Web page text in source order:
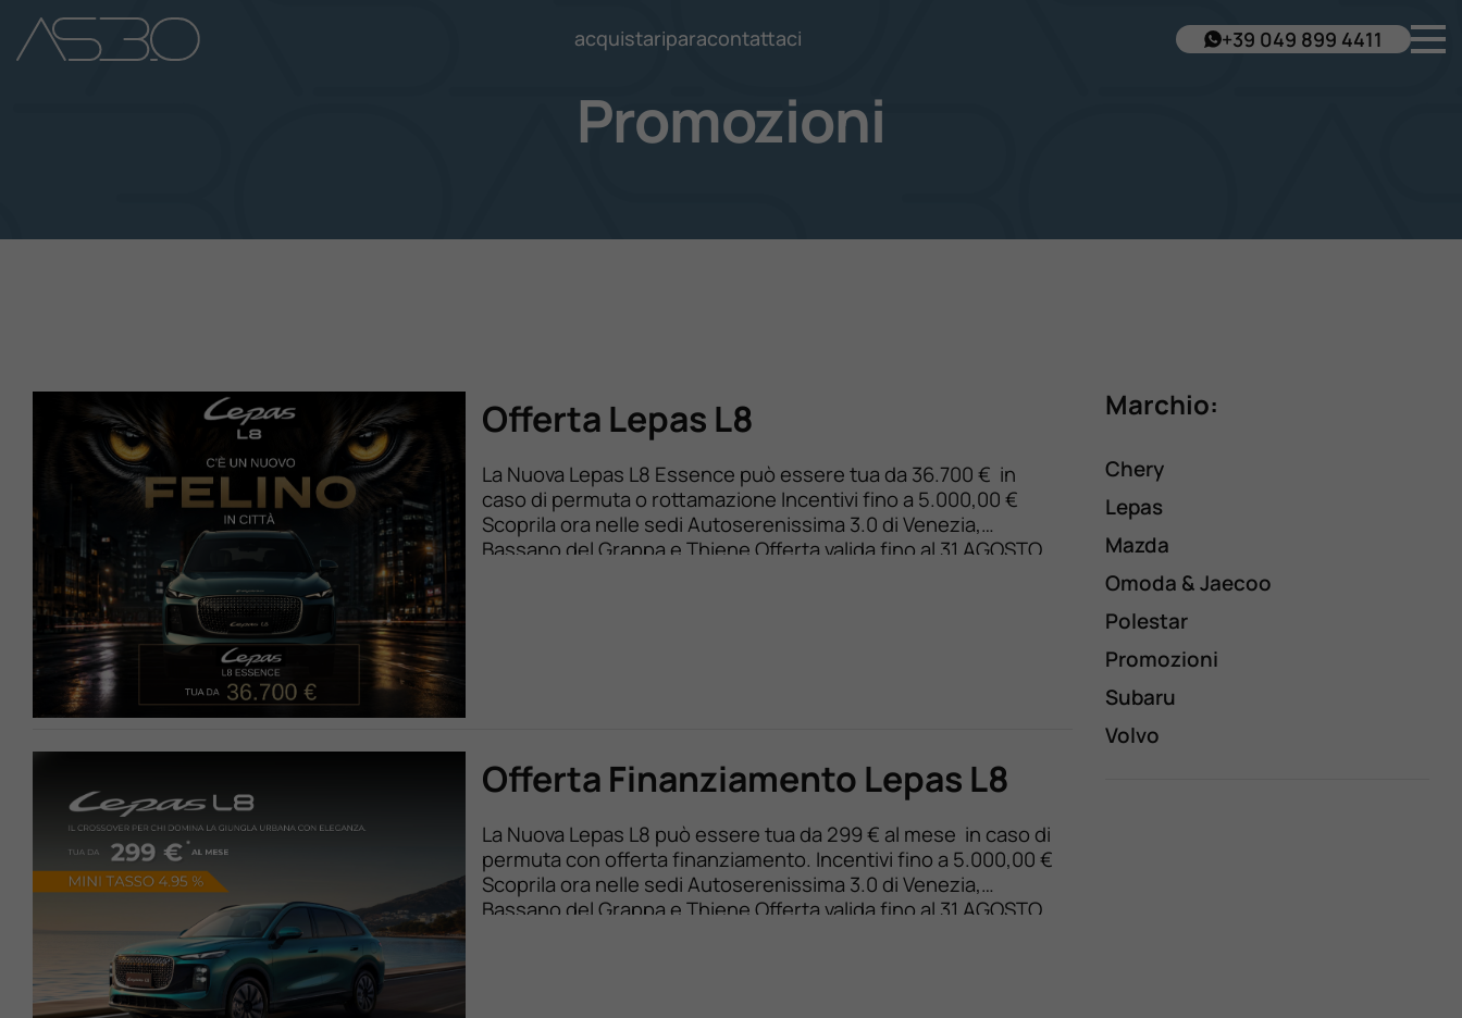
Auto Usate
Novità Sui Nostri Veicoli
Lavora Con Noi
Contattaci
acquistariparacontattaci +39 049 899 4411
Promozioni
Offerta Lepas L8
La Nuova Lepas L8 Essence può essere tua da 36.700 € in
caso di permuta o rottamazione Incentivi fino a 5.000,00 €
Scoprila ora nelle sedi Autoserenissima 3.0 di Venezia,
Bassano del Grappa e Thiene Offerta valida fino al 31 AGOSTO
Offerta Finanziamento Lepas L8
La Nuova Lepas L8 può essere tua da 299 € al mese in caso di
permuta con offerta finanziamento. Incentivi fino a 5.000,00 €
Scoprila ora nelle sedi Autoserenissima 3.0 di Venezia,
Bassano del Grappa e Thiene Offerta valida fino al 31 AGOSTO
Marchio:
Chery
Lepas
Mazda
Omoda & Jaecoo
Polestar
Promozioni
Subaru
Volvo